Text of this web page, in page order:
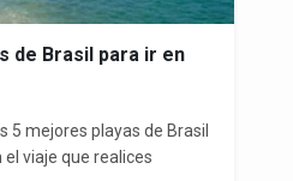
de Brasil para ir en
5 mejores playas de Brasil
viaje que realices